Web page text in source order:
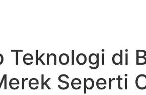
Teknologi di
Seperti